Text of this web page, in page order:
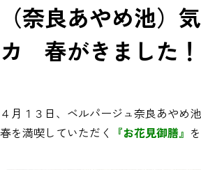
（奈良あやめ池）
カ 春がきました！
４月１３日、ベルパージュ奈良あやめ
春を満喫していただく
『お花見御膳』